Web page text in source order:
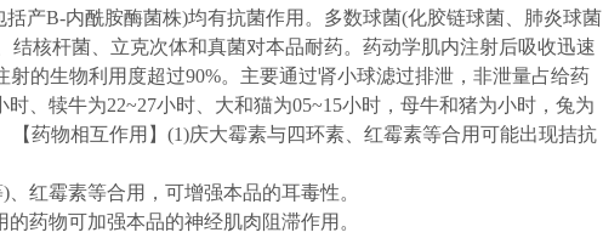
产B-内酰胺酶菌株)均有抗菌作用。多数球菌(化胶链球菌、肺炎球菌
核杆菌、立克次体和真菌对本品耐药。药动学肌内注射后吸收迅速
的生物利用度超过90%。主要通过肾小球滤过排泄，非泄量占给药
、犊牛为22~27小时、大和猫为05~15小时，母牛和猪为小时，兔为
【药物相互作用】(1)庆大霉素与四环素、红霉素等合用可能出现拮抗
红霉素等合用，可增强本品的耳毒性。
药物可加强本品的神经肌肉阻滞作用。